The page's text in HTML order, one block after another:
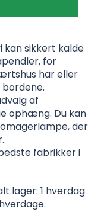
sikkert kalde
for
har eller
af
ophæng. Du kan
der
fabrikker i
lager: 1 hverdag